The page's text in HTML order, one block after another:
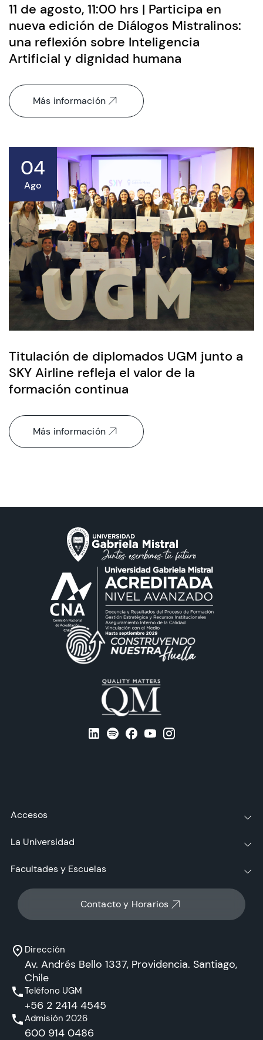
11 de agosto, 11:00 hrs | Participa en
nueva edición de Diálogos Mistralinos:
una reflexión sobre Inteligencia
Artificial y dignidad humana
Más información
04
Ago
Titulación de diplomados UGM junto a
SKY Airline refleja el valor de la
formación continua
Más información
Contacto y Horarios
Dirección
Av. Andrés Bello 1337, Providencia. Santiago,
Chile
Teléfono UGM
+56 2 2414 4545
Admisión 2026
600 914 0486
Accesos
La Universidad
Facultades y Escuelas